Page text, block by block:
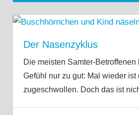
Salicylsäure-
Der Nasenzyklus
Die meisten Samter-Betroffenen
Gefühl nur zu gut: Mal wieder ist
zugeschwollen. Doch das ist